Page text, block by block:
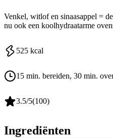
Venkel, witlof en sinaasappel =
nu ook een koolhydraatarme
525 kcal
15 min. bereiden, 30 min.
3.5/5(100)
Ingrediënten